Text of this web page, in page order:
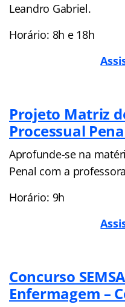
Leandro Gabriel.
Horário: 8h e 18h
Projeto Matriz
Processual
Aprofunde-se na
Penal com a
Horário: 9h
Concurso
Enfermagem –